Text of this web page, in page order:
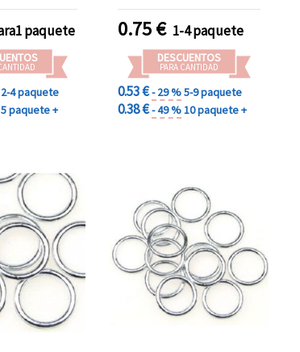
paquete
2-4 paquete
5 paquete +
manualidades y proyectos
DIY creativos
0.75€ 1-4 paquete
DESCUENTOS
PARA CANTIDAD
0.53 €- 29 %5-9 paquete
0.38 €- 49 %10 paquete +